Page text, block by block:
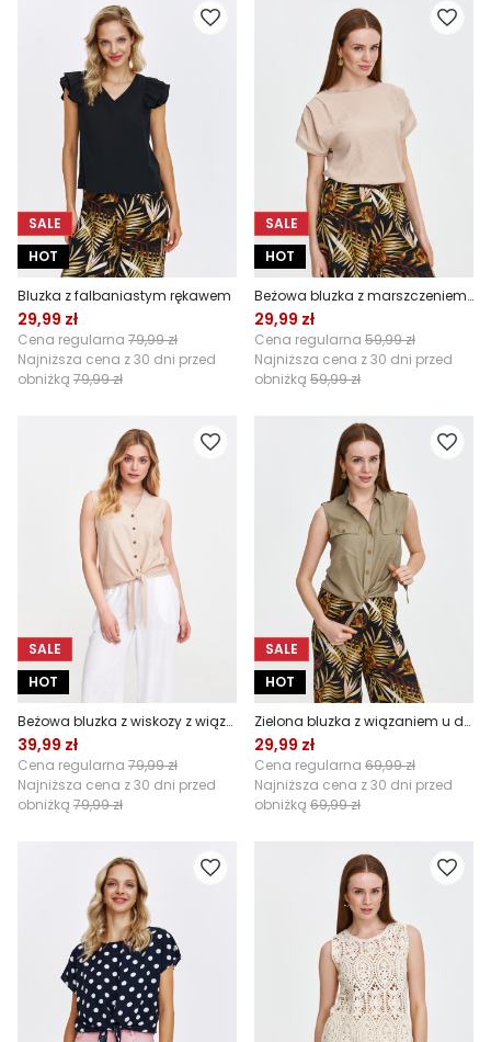
SALE
HOT
Bluzka z falbaniastym rękawem
29,99 zł
Cena regularna 79,99 zł
Najniższa cena z 30 dni przed
obniżką 79,99 zł
SALE
HOT
Beżowa bluzka z marszczeniem na rękawach
29,99 zł
Cena regularna 59,99 zł
Najniższa cena z 30 dni przed
obniżką 59,99 zł
SALE
HOT
Beżowa bluzka z wiskozy z wiązaniem
39,99 zł
Cena regularna 79,99 zł
Najniższa cena z 30 dni przed
obniżką 79,99 zł
SALE
HOT
Zielona bluzka z wiązaniem u dołu
29,99 zł
Cena regularna 69,99 zł
Najniższa cena z 30 dni przed
obniżką 69,99 zł